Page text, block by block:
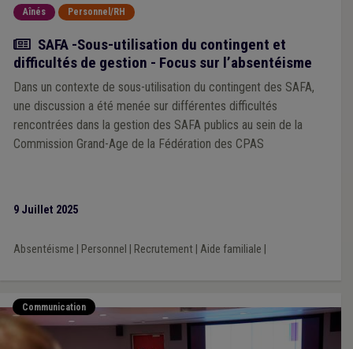
Aînés Personnel/RH
Actualité
SAFA -Sous-utilisation du contingent et
difficultés de gestion - Focus sur l’absentéisme
Dans un contexte de sous-utilisation du contingent des SAFA,
une discussion a été menée sur différentes difficultés
rencontrées dans la gestion des SAFA publics au sein de la
Commission Grand-Age de la Fédération des CPAS
9 Juillet 2025
Absentéisme Personnel Recrutement| Aide familiale
Communication